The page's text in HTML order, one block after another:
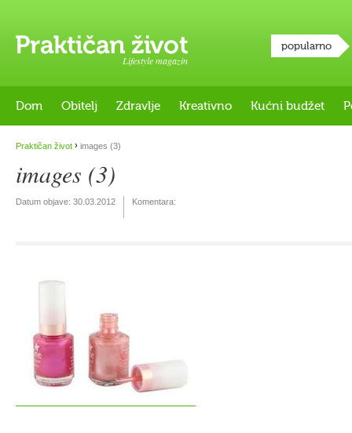
Lifestyle magazin
popularno
Dom Obitelj Zdravlje Kreativno Kućni budžet
Praktičan život › images (3)
images (3)
Datum objave: 30.03.2012 Komentara: